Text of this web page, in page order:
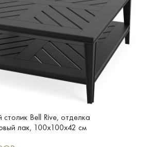
Bell Rive, отделка
лак, 100x100x42 см